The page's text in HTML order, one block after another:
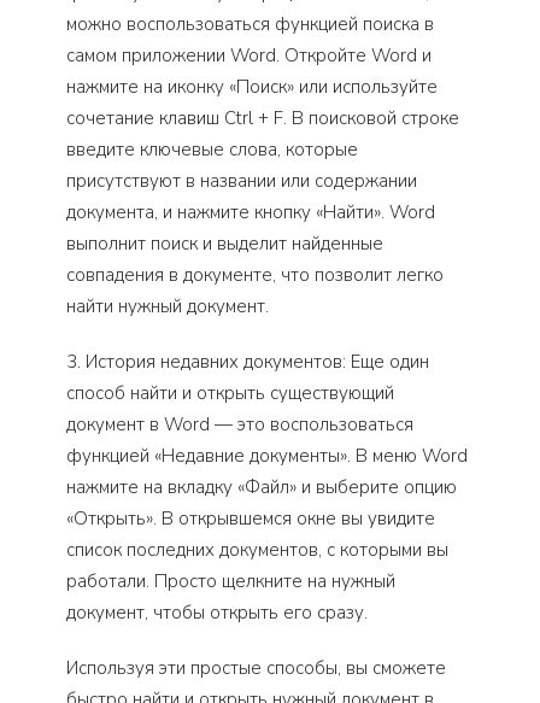
можно воспользоваться функцией поиска в
самом приложении Word. Откройте Word и
нажмите на иконку «Поиск» или используйте
сочетание клавиш Ctrl + F. В поисковой строке
введите ключевые слова, которые
присутствуют в названии или содержании
документа, и нажмите кнопку «Найти». Word
выполнит поиск и выделит найденные
совпадения в документе, что позволит легко
найти нужный документ.
3. История недавних документов: Еще один
способ найти и открыть существующий
документ в Word — это воспользоваться
функцией «Недавние документы». В меню Word
нажмите на вкладку «Файл» и выберите опцию
«Открыть». В открывшемся окне вы увидите
список последних документов, с которыми вы
работали. Просто щелкните на нужный
документ, чтобы открыть его сразу.
Используя эти простые способы, вы сможете